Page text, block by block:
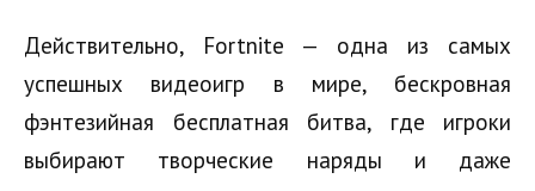
Действительно, Fortnite — одна из самых
успешных видеоигр в мире, бескровная
фэнтезийная бесплатная битва, где игроки
выбирают творческие наряды и даже